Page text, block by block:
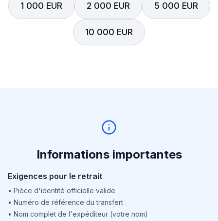
1 000 EUR 2 000 EUR 5 000 EUR
10 000 EUR
Informations importantes
Exigences pour le retrait
• Pièce d'identité officielle valide
• Numéro de référence du transfert
• Nom complet de l'expéditeur (votre nom)